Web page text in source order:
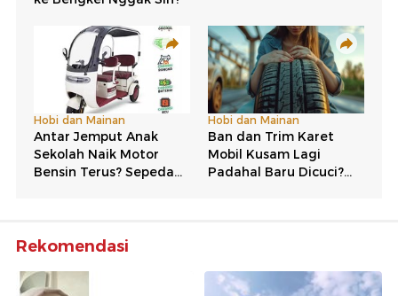
Rekomendasi